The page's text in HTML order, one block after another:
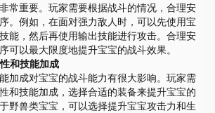
常重要。玩家需要根据战斗的情况，合理安
。例如，在面对强力敌人时，可以先使用宝
能，然后再使用输出技能进行攻击。合理安
可以最大限度地提升宝宝的战斗效果。
和技能加成
加成对宝宝的战斗能力有很大影响。玩家需
和技能加成，选择合适的装备来提升宝宝的
野兽类宝宝，可以选择提升宝宝攻击力和生